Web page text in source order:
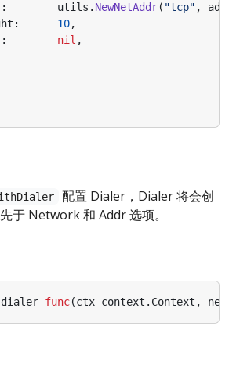
: utils . NewNetAddr( "tcp" ,
: 10,
: nil ,
配置 Dialer，Dialer 将会创
于 Network 和 Addr 选项。
dialer func(ctx context . Context ,